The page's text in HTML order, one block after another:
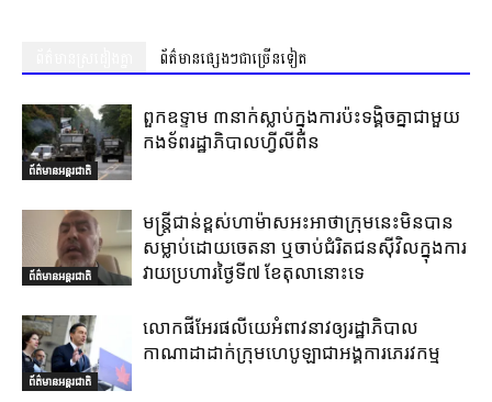
ព័ត៌មានផ្សេងៗជាច្រើនទៀត
ព័ត៌មានអន្តរជាតិ
ពួកឧទ្ទាម ៣នាក់ស្លាប់ក្នុងការប៉ះទង្គិចគ្នាជាមួយ
កងទ័ពរដ្ឋាភិបាលហ្វីលីពីន
ព័ត៌មានអន្តរជាតិ
មន្ត្រីជាន់ខ្ពស់ហាម៉ាសអះអាថាក្រុមនេះមិនបាន
សម្លាប់ដោយចេតនា ឬចាប់ជំរិតជនស៊ីវិលក្នុងការ
វាយប្រហារថ្ងៃទី៧ ខែតុលានោះទេ
ព័ត៌មានអន្តរជាតិ
លោកផីអែរផលីយេអំពាវនាវឲ្យរដ្ឋាភិបាល
កាណាដាដាក់ក្រុមហេបូឡាជាអង្គការភេរវកម្ម